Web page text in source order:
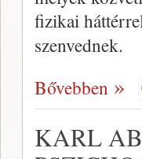
fizikai
szenvednek.
Bővebben
KARL